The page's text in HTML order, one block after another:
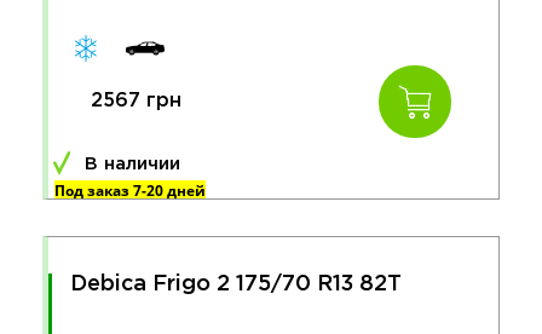
2567 грн
В наличии
Под заказ 7-20 дней
Debica Frigo 2 175/70 R13 82T